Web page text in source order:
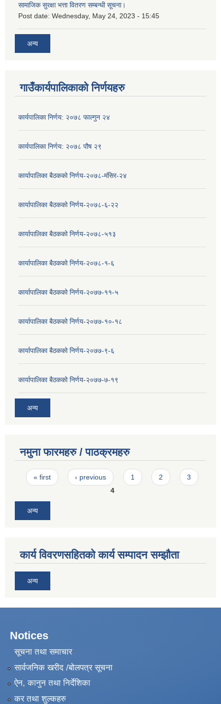
सामाजिक सुरक्षा भत्ता वितरण सम्बन्धी सूचना।
Post date: Wednesday, May 24, 2023 - 15:45
अन्य
गाउँकार्यपालिकाको निर्णयहरु
कार्यपालिका निर्णय: २०७८ फाल्गुन २४
कार्यपालिका निर्णय: २०७८ पौष २९
कार्यापालिका बैठकको निर्णय-२०७८-मंसिर-२४
कार्यापालिका बैठकको निर्णय-२०७८-६-२२
कार्यापालिका बैठकको निर्णय-२०७८-५१३
कार्यापालिका बैठकको निर्णय-२०७८-१-६
कार्यापालिका बैठकको निर्णय-२०७७-११-५
कार्यापालिका बैठकको निर्णय-२०७७-१०-१८
कार्यापालिका बैठकको निर्णय-२०७७-९-६
कार्यापालिका बैठकको निर्णय-२०७७-७-१९
अन्य
नमुना फारमहरु / पाठक्रमहरु
Pages
« first ‹ previous 1 2
3
4
अन्य
कार्य विवरणसहितको कार्य सम्पादन सम्झौता
अन्य
Notices
सूचना तथा समाचार
सार्वजनिक खरीद /बोलपत्र सूचना
ऐन, कानुन तथा निर्देशिका
कर तथा शुल्कहरु